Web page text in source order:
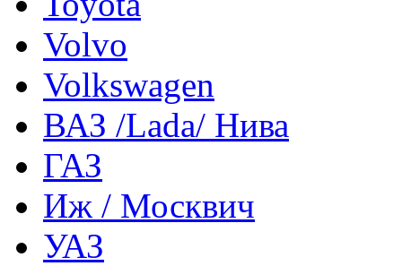
Volvo
Volkswagen
ВАЗ /Lada/ Нива
ГАЗ
Иж / Москвич
УАЗ